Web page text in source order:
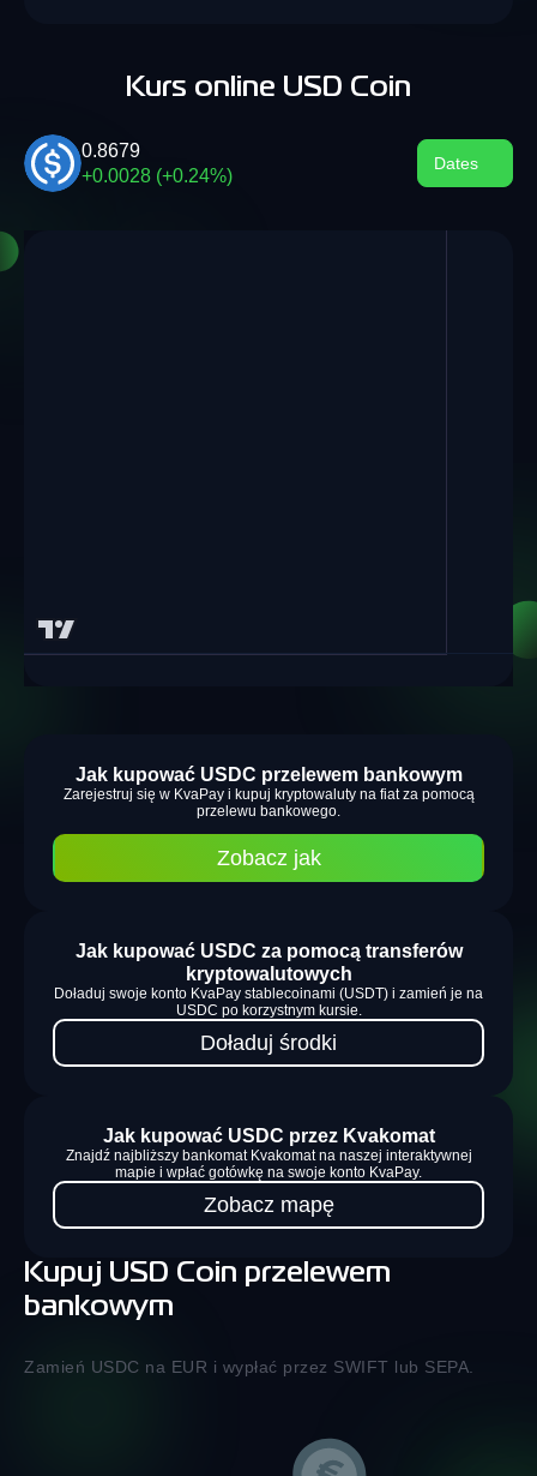
Kurs online USD Coin
0.8679
+0.0028 (+0.24%)
Dates
Kupuj USD Coin przelewem
bankowym
Zamień USDC na EUR i wypłać przez SWIFT lub SEPA.
Jak kupować USDC przelewem bankowym
Zarejestruj się w KvaPay i kupuj kryptowaluty na fiat za pomocą
przelewu bankowego.
Zobacz jak
Jak kupować USDC za pomocą transferów
kryptowalutowych
Doładuj swoje konto KvaPay stablecoinami (USDT) i zamień je na
USDC po korzystnym kursie.
Doładuj środki
Jak kupować USDC przez Kvakomat
Znajdź najbliższy bankomat Kvakomat na naszej interaktywnej
mapie i wpłać gotówkę na swoje konto KvaPay.
Zobacz mapę